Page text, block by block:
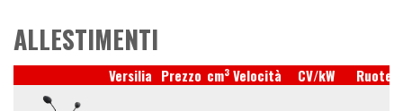
ALLESTIMENTI
Versilia Prezzo cm3 Velocità CV/kW Ruote